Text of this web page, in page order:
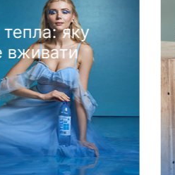
що вам не
10